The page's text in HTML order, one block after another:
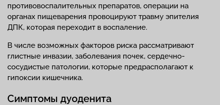
противовоспалительных препаратов, операции на
органах пищеварения провоцируют травму эпителия
ДПК, которая переходит в воспаление.
В числе возможных факторов риска рассматривают
глистные инвазии, заболевания почек, сердечно-
сосудистые патологии, которые предрасполагают к
гипоксии кишечника.
Симптомы дуоденита